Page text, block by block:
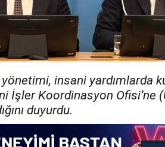
yönetimi, insani yardımlarda
İşler Koordinasyon Ofisi’ne
duyurdu.